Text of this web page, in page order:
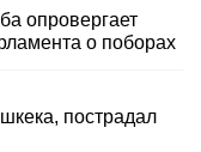
опровергает
о поборах
пострадал